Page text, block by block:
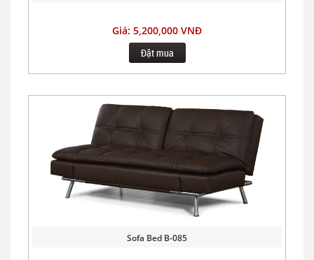
Giá: 5,200,000 VNĐ
Đặt mua
Sofa Bed B-085